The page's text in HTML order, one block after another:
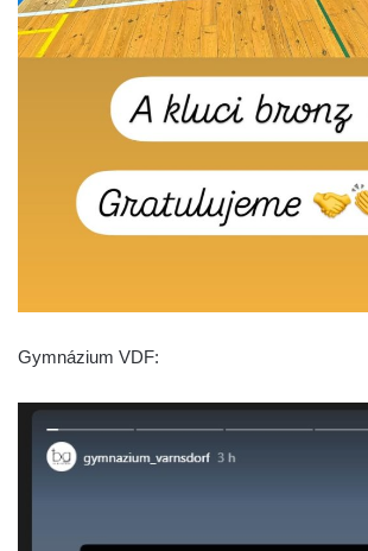
Gymnázium VDF: